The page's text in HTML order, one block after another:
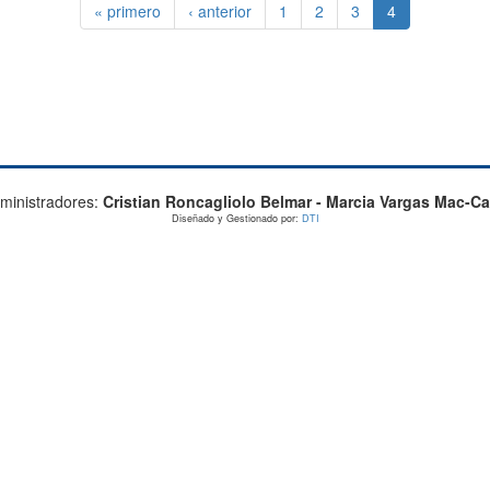
« primero ‹ anterior 1 2 3 4
Cristian Roncagliolo Belmar - Marcia Vargas Mac-
Diseñado y Gestionado por: DTI